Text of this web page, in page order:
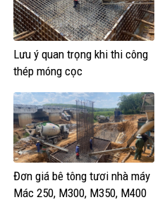
Lưu ý quan trọng khi thi công
thép móng cọc
Đơn giá bê tông tươi nhà máy
Mác 250, M300, M350, M400